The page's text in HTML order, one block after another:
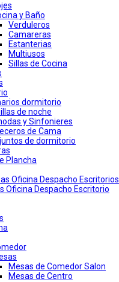
y Baño
Verduleros
Camareras
Estanterias
Multiusos
Sillas de Cocina
dormitorio
de noche
y Sinfonieres
de Cama
de dormitorio
Plancha
Oficina Despacho Escritorios
Oficina Despacho Escritorio
Mesas de Comedor Salon
Mesas de Centro